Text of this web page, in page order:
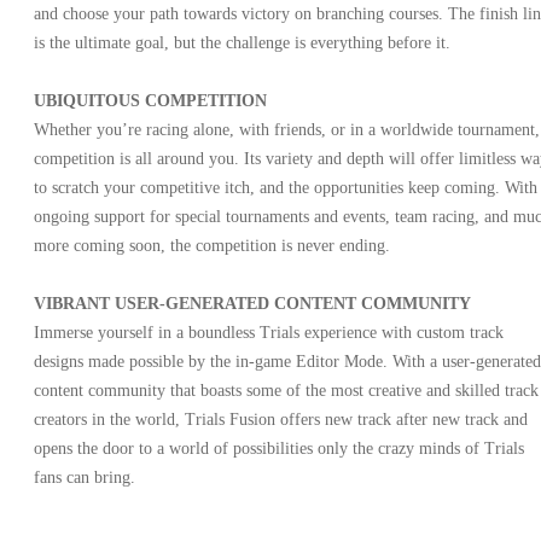
and choose your path towards victory on branching courses. The finish
is the ultimate goal, but the challenge is everything before it.
UBIQUITOUS COMPETITION
Whether you’re racing alone, with friends, or in a worldwide tournament,
competition is all around you. Its variety and depth will offer limitless
to scratch your competitive itch, and the opportunities keep coming. With
ongoing support for special tournaments and events, team racing, and
more coming soon, the competition is never ending.
VIBRANT USER-GENERATED CONTENT COMMUNITY
Immerse yourself in a boundless Trials experience with custom track
designs made possible by the in-game Editor Mode. With a user-generated
content community that boasts some of the most creative and skilled track
creators in the world, Trials Fusion offers new track after new track and
opens the door to a world of possibilities only the crazy minds of Trials
fans can bring.